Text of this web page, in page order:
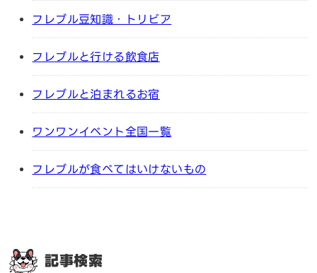
フレブル豆知識・トリビア
フレブルと行ける飲食店
フレブルと泊まれるお宿
ワンワンイベント全国一覧
フレブルが食べてはいけないもの
記事検索